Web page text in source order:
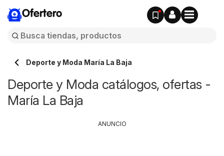
Ofertero
Deporte y Moda María La Baja
Deporte y Moda catálogos, ofertas -
María La Baja
ANUNCIO